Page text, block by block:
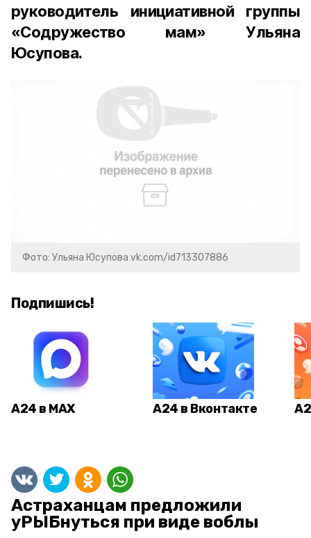
руководитель инициативной группы
«Содружество мам» Ульяна
Юсупова.
Фото: Ульяна Юсупова vk.com/id713307886
Подпишись!
А24 в MAX А24 в Вконтакте
Астраханцам предложили
уРЫБнуться при виде воблы